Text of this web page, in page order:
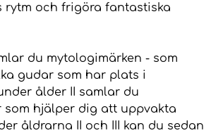
rytm och frigöra fantastiska
du mytologimärken - som
gudar som har plats i
ålder II samlar du
som hjälper dig att uppvakta
åldrarna II och III kan du sedan